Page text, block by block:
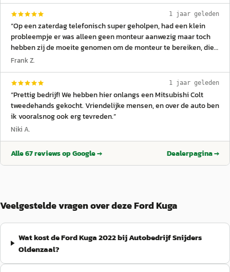
1 jaar geleden
“Op een zaterdag telefonisch super geholpen, had een klein
probleempje er was alleen geen monteur aanwezig maar toch
hebben zij de moeite genomen om de monteur te bereiken, die
heeft mij op afstand kunnen helpen. Nu op vakantie met het
Frank Z.
1 jaar geleden
“Prettig bedrijf! We hebben hier onlangs een Mitsubishi Colt
tweedehands gekocht. Vriendelijke mensen, en over de auto ben
ik vooralsnog ook erg tevreden.”
Niki A.
Alle67reviews op Google → Dealerpagina →
Veelgestelde vragen over deze Ford Kuga
Wat kost de Ford Kuga 2022 bij Autobedrijf Snijders
Oldenzaal?